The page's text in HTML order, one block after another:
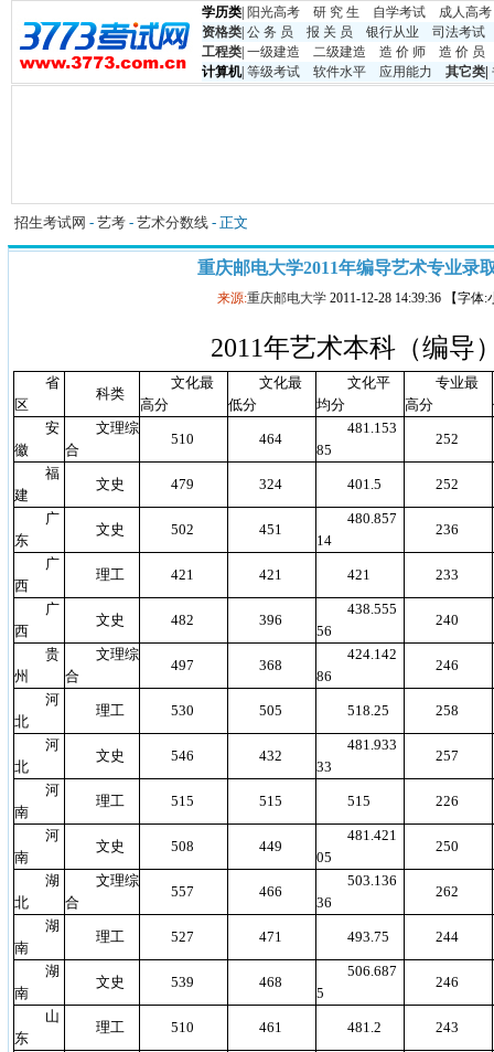
学历类 阳光高考 研 究 生 自学考试
成人高考
资格类 公 务 员 报 关 员 银行从业
司法考试
工程类 一级建造 二级建造 造 价 师
造 价 员
计算机| 等级考试 软件水平 应用能力 其它类
招生考试网 - 艺考 - 艺术分数线 - 正文
重庆邮电大学2011年编导艺术专业录
来源:重庆邮电大学 2011-12-28 14:39:36 【字体:
2011年艺术本科（编导
省
区
科类
文化最
高分
文化最
低分
文化平
均分
专业最
高分
安
徽
文理综
合
510 464
481.153
85
252
福
建
文史 479 324 401.5 252
广
东
文史 502 451
480.857
14
236
广
西
理工 421 421 421 233
广
西
文史 482 396
438.555
56
240
贵
州
文理综
合
497 368
424.142
86
246
河
北
理工 530 505 518.25 258
河
北
文史 546 432
481.933
33
257
河
南
理工 515 515 515 226
河
南
文史 508 449
481.421
05
250
湖
北
文理综
合
557 466
503.136
36
262
湖
南
理工 527 471 493.75 244
湖
南
文史 539 468
506.687
5
246
山
东
理工 510 461 481.2 243